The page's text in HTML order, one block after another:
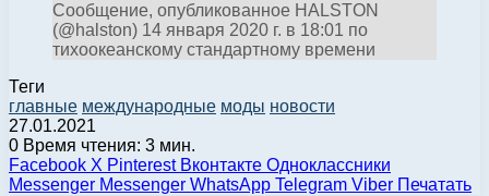
Сообщение, опубликованное HALSTON
(@halston) 14 января 2020 г. в 18:01 по
тихоокеанскому стандартному времени
Теги
главные международные моды новости
27.01.2021
0 Время чтения: 3 мин.
Facebook X Pinterest Вконтакте Одноклассники
Messenger Messenger WhatsApp Telegram Viber Печатать